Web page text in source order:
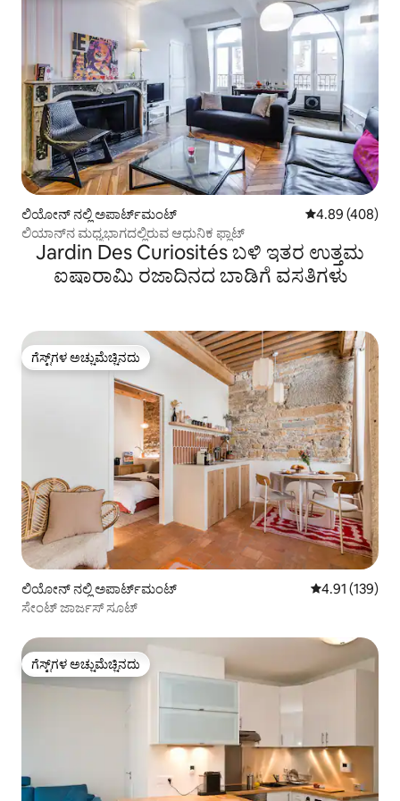
ಲಿಯೋನ್ ನಲ್ಲಿ ಅಪಾರ್ಟ್‌ಮಂಟ್ 5 ರಲ್ಲಿ 4.89
4.89 (408)
ಲಿಯಾನ್‌ನ ಮಧ್ಯಭಾಗದಲ್ಲಿರುವ ಆಧುನಿಕ ಫ್ಲಾಟ್
Jardin Des Curiosités ಬಳಿ ಇತರ ಉತ್ತಮ
ಐಷಾರಾಮಿ ರಜಾದಿನದ ಬಾಡಿಗೆ ವಸತಿಗಳು
ಗೆಸ್ಟ್‌ಗಳ ಅಚ್ಚುಮೆಚ್ಚಿನದು
ಗೆಸ್ಟ್‌ಗಳ ಅಚ್ಚುಮೆಚ್ಚಿನದು
ಲಿಯೋನ್ ನಲ್ಲಿ ಅಪಾರ್ಟ್‌ಮಂಟ್ 5 ರಲ್ಲಿ 4.91
4.91 (139)
ಸೇಂಟ್ ಜಾರ್ಜಸ್ ಸೂಟ್
ಗೆಸ್ಟ್‌ಗಳ ಅಚ್ಚುಮೆಚ್ಚಿನದು
ಗೆಸ್ಟ್‌ಗಳ ಅಚ್ಚುಮೆಚ್ಚಿನದು